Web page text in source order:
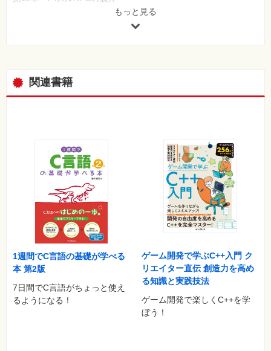
●第Ⅳ部 もっとC言語を使いこなそう
第16章 まだまだ広がるC言語の世界
●付録
付録E クイックリファレンス
付録F パズルRPG製作のヒントと解答例
もっと見る
関連書籍
1週間でC言語の基礎が学べる
本 第2版
7日間でC言語がちょっと使え
るようになる！
ゲーム開発で学ぶC++入門 ク
リエイター直伝 創造力を高め
る知識と実践技法
ゲーム開発で楽しくC++を学
ぼう！